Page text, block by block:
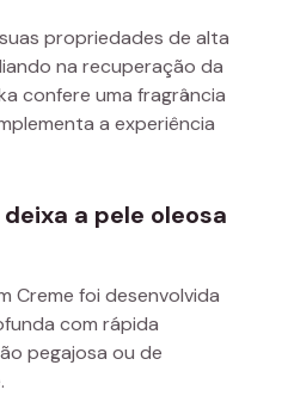
propriedades de alta
na recuperação da
confere uma fragrância
a experiência
a pele oleosa
Creme foi desenvolvida
com rápida
pegajosa ou de